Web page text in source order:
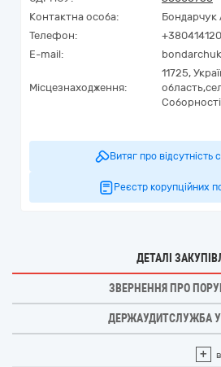
Контактна особа:
Бондарчук
Телефон:
E-mail:
Місцезнаходження:
11725,
область,
Витяг про відсутність
Реєстр корупційних
ДЕТАЛІ
ЗВЕРНЕННЯ ПРО
ДЕРЖАУДИТСЛУЖБА
+